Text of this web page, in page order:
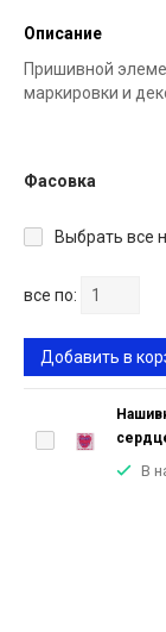
Описание
Пришивной
маркировки и
Фасовка
Выбрать все
все по:
Добавить в
В